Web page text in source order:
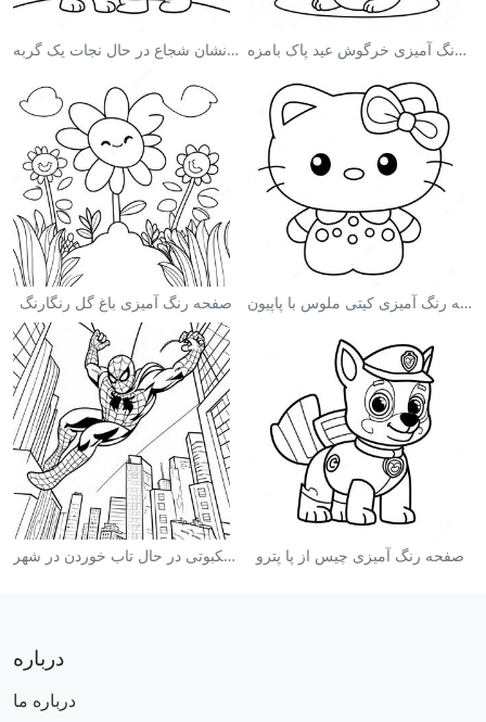
صفحه رنگ آمیزی آتش‌نشان شجاع در حال نجات یک گربه صفحه رنگ آمیزی خرگوش عید پاک بامزه
صفحه رنگ آمیزی باغ گل رنگارنگ صفحه رنگ آمیزی کیتی ملوس با پاپیون
صفحه رنگ آمیزی مرد عنکبوتی در حال تاب خوردن در شهر صفحه رنگ آمیزی چیس از پا پترو
درباره
درباره ما